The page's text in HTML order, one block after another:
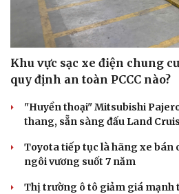
Khu vực sạc xe điện chung
quy định an toàn PCCC nào?
"Huyền thoại" Mitsubishi
thang, sẵn sàng đấu Land
Toyota tiếp tục là hãng xe bán
ngôi vương suốt 7 năm
Thị trường ô tô giảm giá mạnh